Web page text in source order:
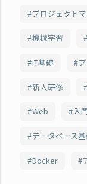
プロジェクト
機械学習
IT基礎
新人研修
Web 入
データベース
Docker